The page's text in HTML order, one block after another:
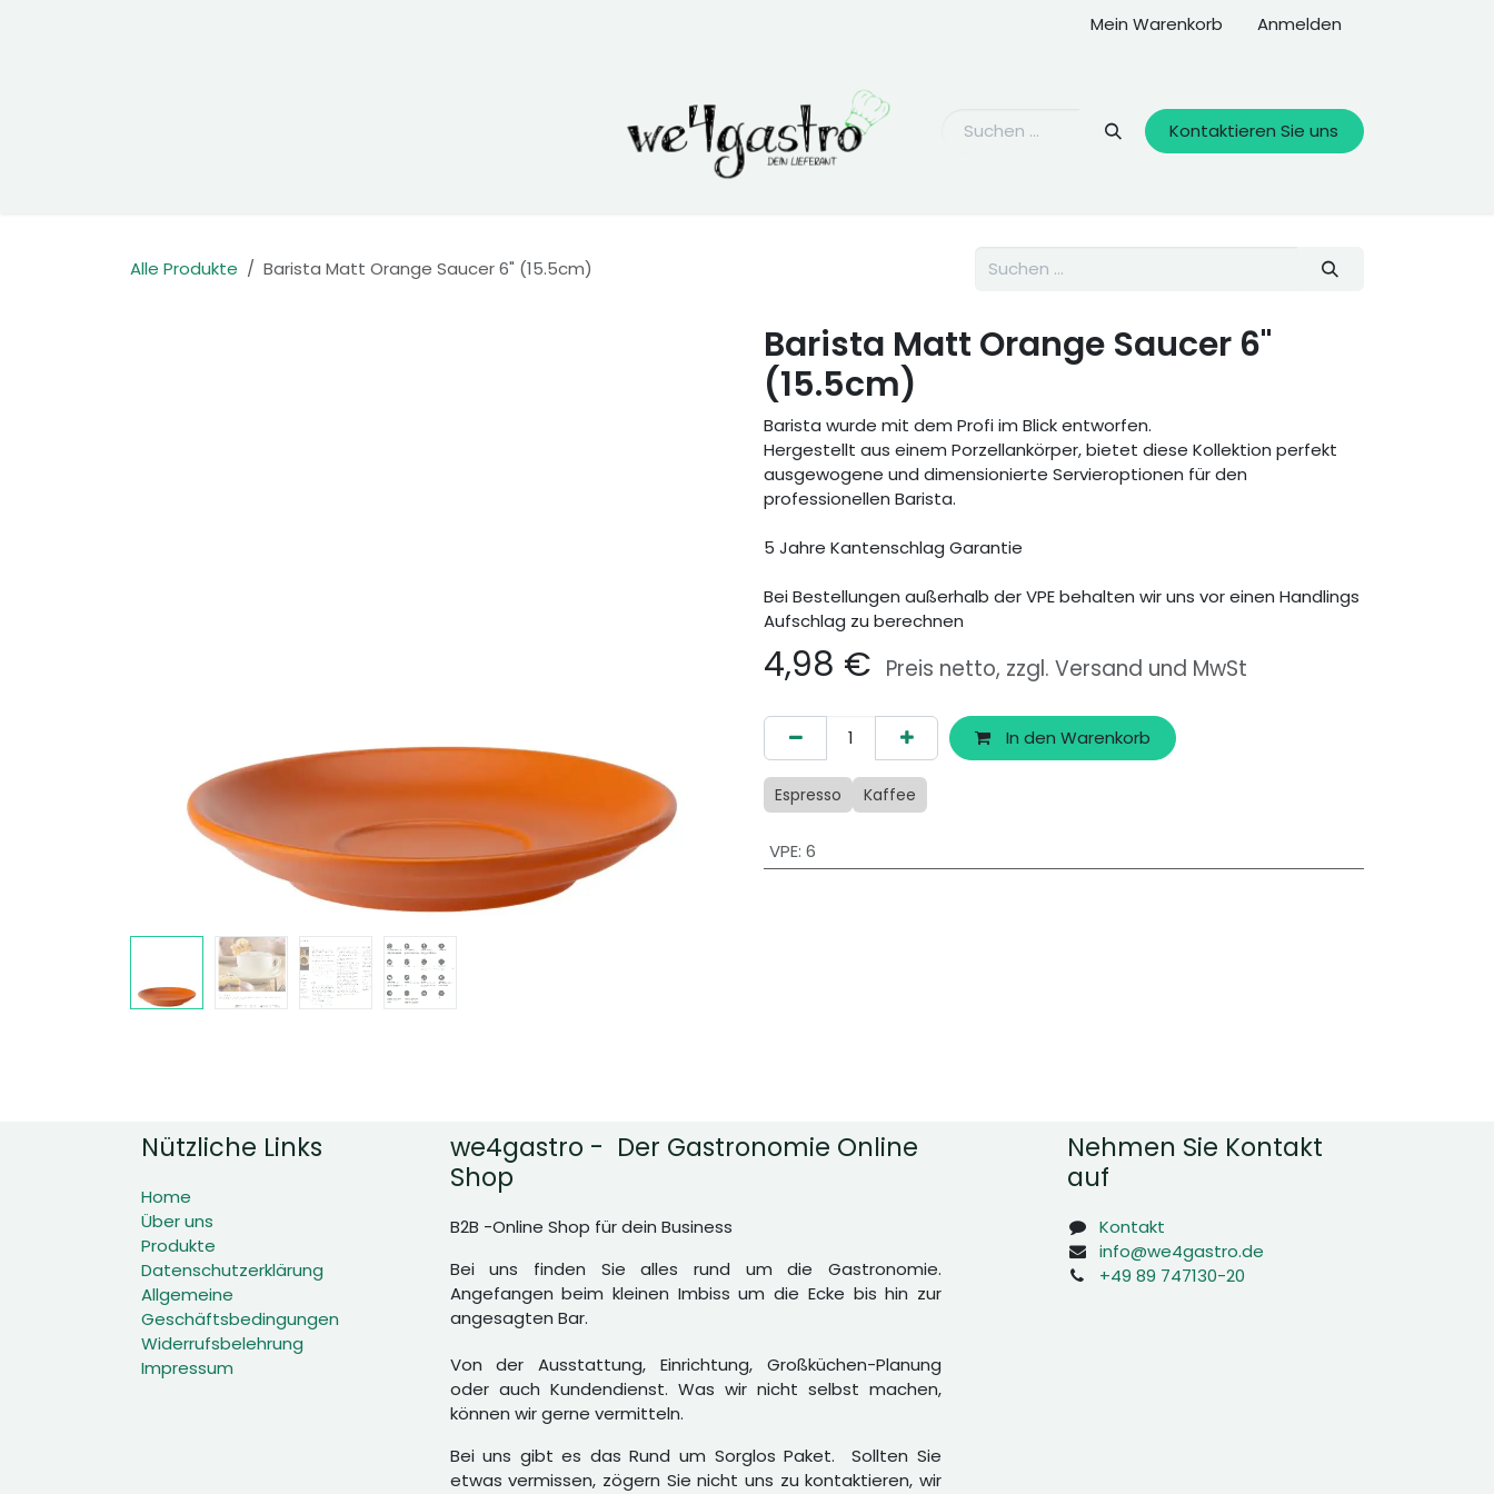
Mein Warenkorb Anmelden
Kontaktieren Sie uns
Alle Produkte Barista Matt Orange Saucer 6" (15.5cm)
Barista Matt Orange Saucer 6"
(15.5cm)
Barista wurde mit dem Profi im Blick entworfen.
Hergestellt aus einem Porzellankörper, bietet diese Kollektion perfekt
ausgewogene und dimensionierte Servieroptionen für den
professionellen Barista.
5 Jahre Kantenschlag Garantie
Bei Bestellungen außerhalb der VPE behalten wir uns vor einen Handlings
Aufschlag zu berechnen
4,98 € Preis netto, zzgl. Versand und MwSt
In den Warenkorb
Espresso Kaffee
VPE: 6
Nützliche Links
Home
Über uns
Produkte
Datenschutzerklärung
Allgemeine
Geschäftsbedingungen
Widerrufsbelehrung
Impressum
we4gastro - Der Gastronomie Online
Shop
B2B -Online Shop für dein Business
Bei uns finden Sie alles rund um die Gastronomie.
Angefangen beim kleinen Imbiss um die Ecke bis hin zur
angesagten Bar.
Von der Ausstattung, Einrichtung, Großküchen-Planung
oder auch Kundendienst. Was wir nicht selbst machen,
können wir gerne vermitteln.
Bei uns gibt es das Rund um Sorglos Paket. Sollten Sie
etwas vermissen, zögern Sie nicht uns zu kontaktieren, wir
Nehmen Sie Kontakt
auf
Kontakt
info@we4gastro.de
+49 89 747130-20